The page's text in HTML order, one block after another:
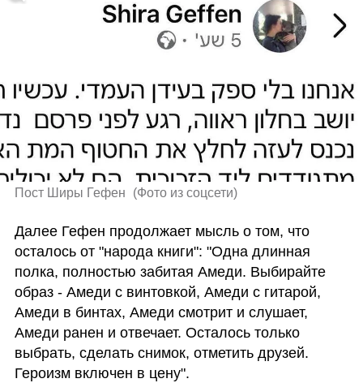
Пост Ширы Гефен (Фото из соцсети)
Далее Гефен продолжает мысль о том, что
осталось от "народа книги": "Одна длинная
полка, полностью забитая Амеди. Выбирайте
образ - Амеди с винтовкой, Амеди с гитарой,
Амеди в бинтах, Амеди смотрит и слушает,
Амеди ранен и отвечает. Осталось только
выбрать, сделать снимок, отметить друзей.
Героизм включен в цену".